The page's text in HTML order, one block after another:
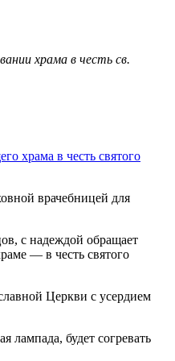
храма в честь св.
храма в честь святого
врачебницей для
с надеждой обращает
— в честь святого
Церкви с усердием
лампада, будет согревать